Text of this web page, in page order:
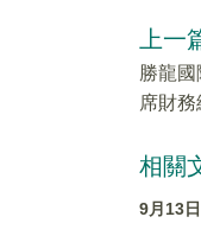
上一
勝龍
席財
相關
9月13日